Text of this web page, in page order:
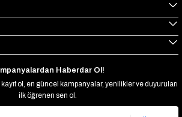
Haberdar Ol!
ol, en güncel kampanyalar, yenilikler ve duyuruları
ilk öğrenen sen ol.